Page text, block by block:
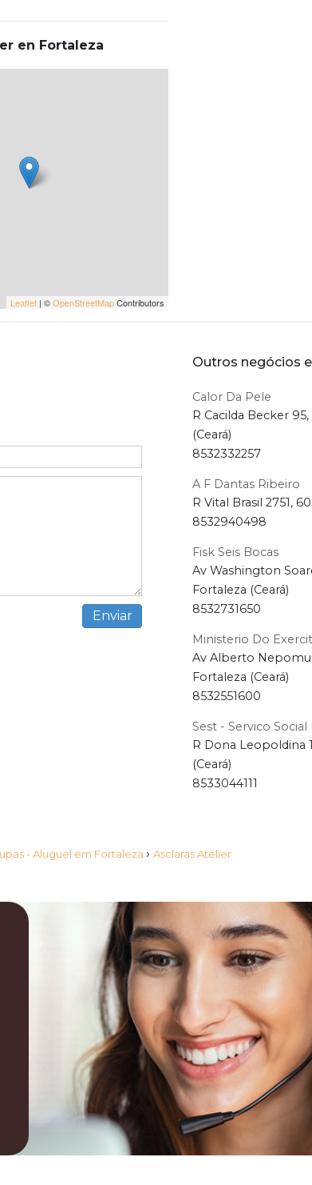
en Fortaleza
Leaflet | ©OpenStreetMapContributors
Outros negócios
Calor Da Pele
R Cacilda Becker
(Ceará)
8532332257
A F Dantas Ribeiro
R Vital Brasil 2751,
8532940498
Fisk Seis Bocas
Av Washington
Fortaleza (Ceará)
8532731650
Ministerio Do
Av Alberto
Fortaleza (Ceará)
8532551600
Sest - Servico
R Dona Leopoldina
(Ceará)
8533044111
- Aluguel em Fortaleza › Asclaras Atelier